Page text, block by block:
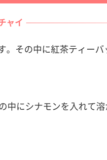
ャイ
その中に紅茶ティー
にシナモンを入れて